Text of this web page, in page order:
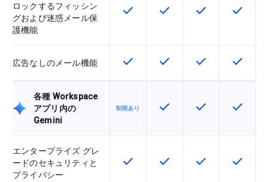
ロックするフィッシン
グおよび迷惑メール保
護機能
この機能は該当の SKU で利用で
check この機能は該当の SKU
check この機能は該当
check この機
check
広告なしのメール機能 この機能は該当の SKU で利用で
check この機能は該当の SKU
check この機能は該当
check この機
check
各種 Workspace
アプリ内の
Gemini
制限あり この機能は該当の SKU
check この機能は該当
check この機
check
エンタープライズ グレ
ードのセキュリティと
プライバシー
この機能は該当の SKU で利用で
check この機能は該当の SKU
check この機能は該当
check この機
check